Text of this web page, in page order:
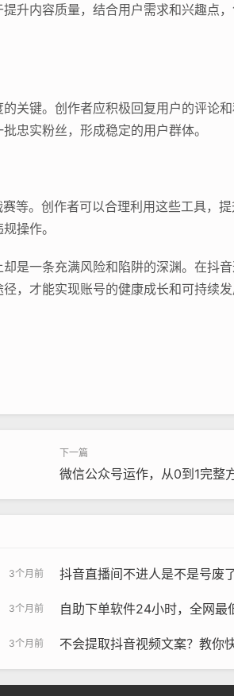
升内容质量，结合用户需求和兴趣点
关键。创作者应积极回复用户的评论
忠实粉丝，形成稳定的用户群体。
等。创作者可以合理利用这些工具，
操作。
是一条充满风险和陷阱的深渊。在抖
，才能实现账号的健康成长和可持续
微信公众号运作，从0到1完整
3个月前 抖音直播间不进人是不是号废
3个月前 自助下单软件24小时，全网最
3个月前 不会提取抖音视频文案？教你